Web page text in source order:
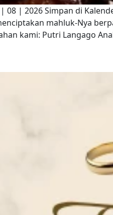
| 08 | 2026 Simpan di
mahluk-Nya
kami: Putri Langago